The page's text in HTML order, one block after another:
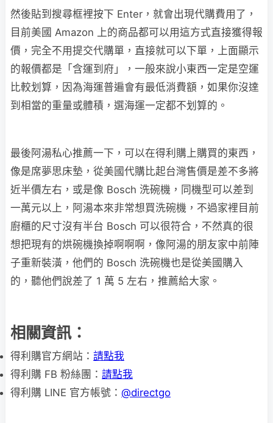
然後貼到搜尋框裡按下 Enter，就會出現代購費用了，
目前美國 Amazon 上的商品都可以用這方式直接獲得報
價，完全不用提交代購單，直接就可以下單，上面顯示
的報價都是「含運到府」，一般來說小東西一定是空運
比較划算，因為海運普遍會有最低消費額，如果你沒達
到相當的重量或體積，選海運一定都不划算的。
最後阿湯私心推薦一下，可以在得利購上購買的東西，
像是席夢思床墊，從美國代購比起台灣售價是差不多將
近半價左右，或是像 Bosch 洗碗機，同機型可以差到
一萬元以上，阿湯本來非常想買洗碗機，不過家裡目前
廚櫃的尺寸沒有半台 Bosch 可以很符合，不然真的很
想把現有的烘碗機換掉啊啊啊，像阿湯的朋友家中前陣
子重新裝潢，他們的 Bosch 洗碗機也是從美國購入
的，聽他們說差了 1 萬 5 左右，推薦給大家。
相關資訊：
得利購官方網站： 請點我
得利購 FB 粉絲團： 請點我
得利購 LINE 官方帳號： @directgo